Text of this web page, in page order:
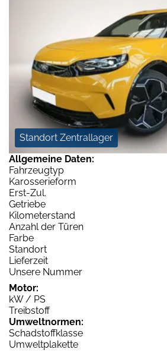
Standort Zentrallager
Allgemeine Daten:
Fahrzeugtyp
Karosserieform
Erst-Zul.
Getriebe
Kilometerstand
Anzahl der Türen
Farbe
Standort
Lieferzeit
Unsere Nummer
Motor:
kW / PS
Treibstoff
Umweltnormen:
Schadstoffklasse
Umweltplakette